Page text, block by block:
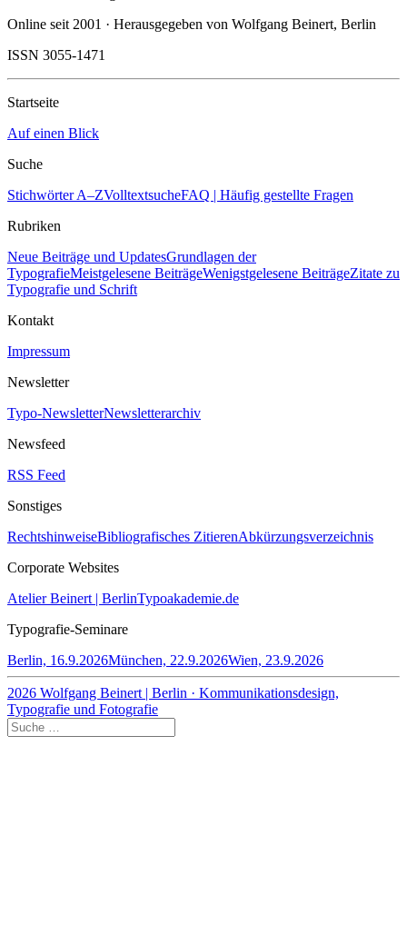
Online seit 2001 · Herausgegeben von Wolfgang Beinert, Berlin
ISSN 3055-1471
Startseite
Auf einen Blick
Suche
Stichwörter A–ZVolltextsucheFAQ | Häufig gestellte Fragen
Rubriken
Neue Beiträge und UpdatesGrundlagen der
TypografieMeistgelesene BeiträgeWenigstgelesene BeiträgeZitate zu
Typografie und Schrift
Kontakt
Impressum
Newsletter
Typo-NewsletterNewsletterarchiv
Newsfeed
RSS Feed
Sonstiges
RechtshinweiseBibliografisches ZitierenAbkürzungsverzeichnis
Corporate Websites
Atelier Beinert | BerlinTypoakademie.de
Typografie-Seminare
Berlin, 16.9.2026München, 22.9.2026Wien, 23.9.2026
2026 Wolfgang Beinert | Berlin · Kommunikationsdesign,
Typografie und Fotografie